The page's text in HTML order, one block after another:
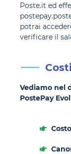
Poste.it ed
potrai
verificare il
Vediamo nel
PostePay